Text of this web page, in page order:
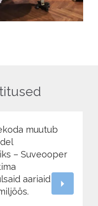
muutub
– Suveooper
aariaid